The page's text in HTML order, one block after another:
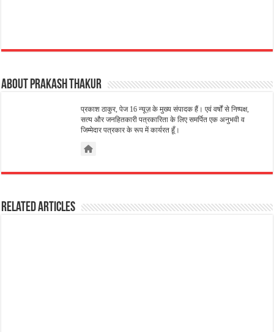
About Prakash Thakur
प्रकाश ठाकुर, पेज 16 न्यूज़ के मुख्य संपादक हैं। एवं वर्षों से निष्पक्ष,
सत्य और जनहितकारी पत्रकारिता के लिए समर्पित एक अनुभवी व
जिम्मेदार पत्रकार के रूप में कार्यरत हूँ।
Related Articles